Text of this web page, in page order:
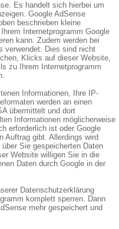
Es handelt sich hierbei um
Google AdSense
beschrieben kleine
Internetprogramm Google
kann. Zudem werden bei
verwendet. Dies sind nicht
Klicks auf dieser Website,
zu Ihrem Internetprogramm
Informationen, Ihre IP-
werden an einen
übermittelt und dort
Informationen möglicherweise
erforderlich ist oder Google
Auftrag gibt. Allerdings wird
Sie gespeicherten Daten
Website willigen Sie in die
Daten durch Google in der
Datenschutzerklärung
komplett sperren. Dann
mehr gespeichert und